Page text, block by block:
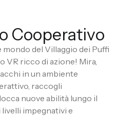
Cooperativo
del Villaggio dei Puffi
VR ricco di azione! Mira,
in un ambiente
raccogli
nuove abilità lungo il
impegnativi e